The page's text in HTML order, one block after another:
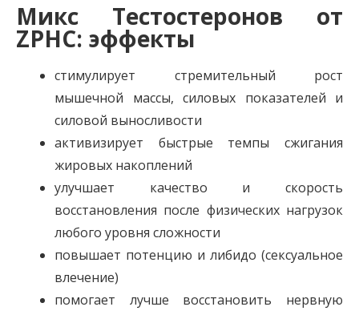
Микс Тестостеронов от
ZPHC: эффекты
стимулирует стремительный рост
мышечной массы, силовых показателей и
силовой выносливости
активизирует быстрые темпы сжигания
жировых накоплений
улучшает качество и скорость
восстановления после физических нагрузок
любого уровня сложности
повышает потенцию и либидо (сексуальное
влечение)
помогает лучше восстановить нервную